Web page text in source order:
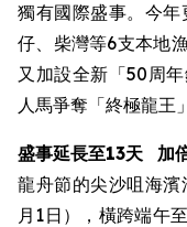
獨有國際盛事。今
仔、柴灣等6支本地
又加設全新「50周
人馬爭奪「終極龍王
盛事延長至13天
加
龍舟節的尖沙咀海
月1日），橫跨端午